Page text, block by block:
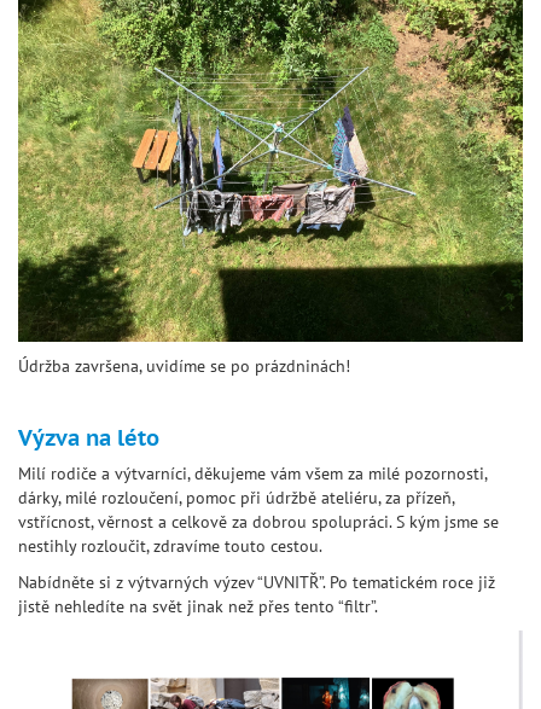
Údržba završena, uvidíme se po prázdninách!
Výzva na léto
Milí rodiče a výtvarníci, děkujeme vám všem za milé pozornosti,
dárky, milé rozloučení, pomoc při údržbě ateliéru, za přízeň,
vstřícnost, věrnost a celkově za dobrou spolupráci. S kým jsme se
nestihly rozloučit, zdravíme touto cestou.
Nabídněte si z výtvarných výzev “UVNITŘ”. Po tematickém roce již
jistě nehledíte na svět jinak než přes tento “filtr”.